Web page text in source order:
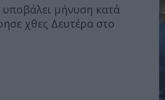
υποβάλει μήνυση κατά
χθες Δευτέρα στο